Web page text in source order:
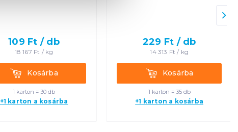
109 Ft / db
18 167 Ft / kg
KosárbaKosárba
1 karton = 30 db
+1 karton a kosárba
229 Ft / db
14 313 Ft / kg
KosárbaKosárba
1 karton = 35 db
+1 karton a kosárba